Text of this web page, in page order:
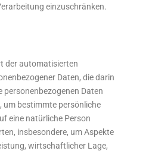
einzuschränken.
der automatisierten
Daten, die darin
personenbezogenen Daten
um bestimmte persönliche
eine natürliche Person
insbesondere, um Aspekte
wirtschaftlicher Lage,